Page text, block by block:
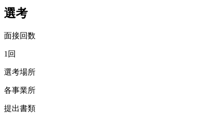
選考
面接回数
1回
選考場所
各事業所
提出書類